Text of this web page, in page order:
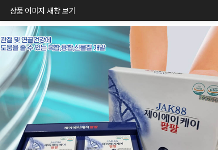
상품 이미지 새창 보기